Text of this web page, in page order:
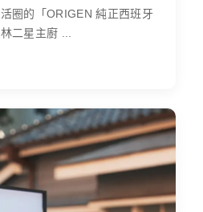
圈的「ORIGEN 純正西班牙
二星主廚 ...